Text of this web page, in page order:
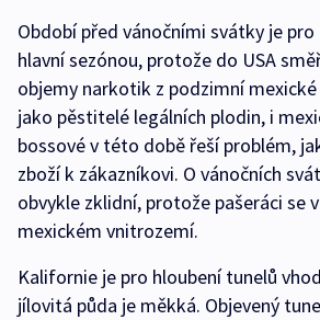
Období před vánočními svátky je
hlavní sezónou, protože do USA
objemy narkotik z podzimní
jako pěstitelé legálních plodin, i
bossové v této době řeší problém,
zboží k zákazníkovi. O vánočních
obvykle zklidní, protože pašeráci se
mexickém vnitrozemí.
Kalifornie je pro hloubení tunelů
jílovitá půda je měkká. Objevený